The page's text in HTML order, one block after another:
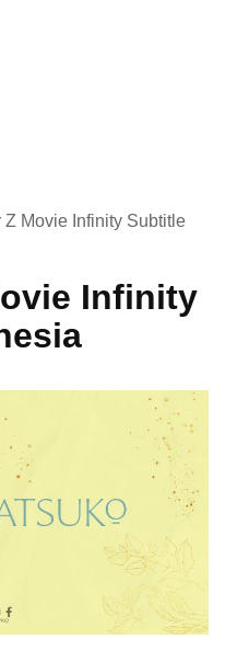
Z Movie Infinity Subtitle
Infinity